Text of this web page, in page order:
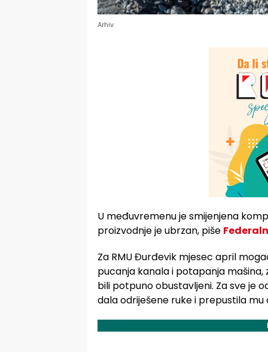
Arhiv
U međuvremenu je smijenjena
proizvodnje je ubrzan, piše
Za RMU Đurđevik mjesec april
pucanja kanala i potapanja mašina,
bili potpuno obustavljeni. Za sve je
dala odriješene ruke i prepustila mu